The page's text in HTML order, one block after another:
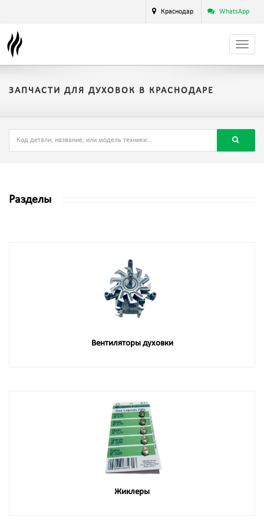
Краснодар WhatsApp
ЗАПЧАСТИ ДЛЯ ДУХОВОК В КРАСНОДАРЕ
Разделы
Вентиляторы духовки
Жиклеры